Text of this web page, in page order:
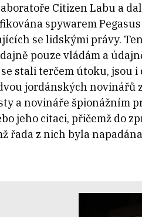
Citizen Labu a
spywarem
se lidskými právy.
pouze vládám a
stali terčem útoku, jsou
jordánských novinářů
a novináře špionážním
jeho citaci, přičemž do
řada z nich byla